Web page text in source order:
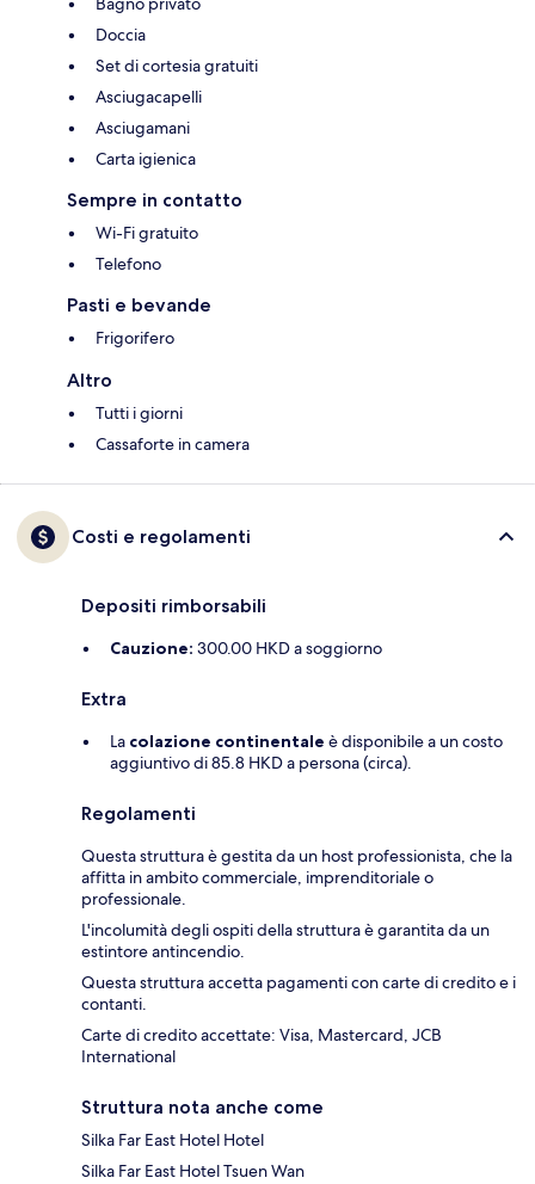
Doccia
Set di cortesia gratuiti
Asciugacapelli
Asciugamani
Carta igienica
Sempre in contatto
Wi-Fi gratuito
Telefono
Pasti e bevande
Frigorifero
Altro
Tutti i giorni
Cassaforte in camera
Costi e regolamenti
Depositi rimborsabili
Cauzione: 300.00 HKD a soggiorno
Extra
La colazione continentale è disponibile a un costo
aggiuntivo di 85.8 HKD a persona (circa).
Regolamenti
Questa struttura è gestita da un host professionista, che la
affitta in ambito commerciale, imprenditoriale o
professionale.
L'incolumità degli ospiti della struttura è garantita da un
estintore antincendio.
Questa struttura accetta pagamenti con carte di credito e i
contanti.
Carte di credito accettate: Visa, Mastercard, JCB
International
Struttura nota anche come
Silka Far East Hotel Hotel
Silka Far East Hotel Tsuen Wan